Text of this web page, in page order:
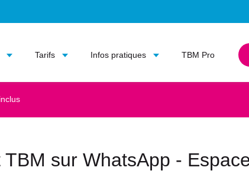
Tarifs Infos pratiques TBM Pro
sur WhatsApp -